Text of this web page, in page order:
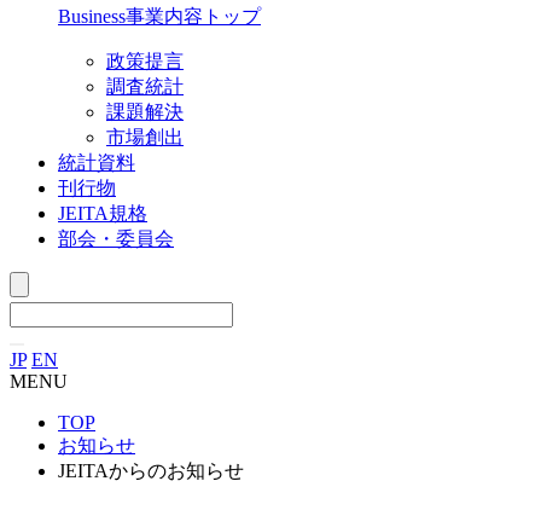
Business事業内容トップ
政策提言
調査統計
課題解決
市場創出
統計資料
刊行物
JEITA規格
部会・委員会
JP EN
MENU
TOP
お知らせ
JEITAからのお知らせ